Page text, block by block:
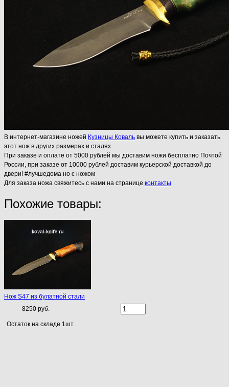
В интернет-магазине ножей Кузницы Коваль вы можете купить и заказать
этот нож в других размерах и сталях.
При заказе и оплате от 5000 рублей мы доставим ножи бесплатно Почтой
России, при заказе от 10000 рублей доставим курьерской доставкой до
двери! #лучшедома но с ножом
Для заказа ножа свяжитесь с нами на странице контакты
Похожие товары:
Нож S47 из булатной стали
8250 руб.
Остаток на складе 1шт.